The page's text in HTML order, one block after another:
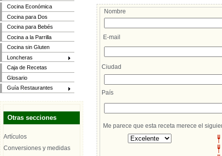
Cocina Económica
Cocina para Dos
Cocina para Bebés
Cocina a la Parrilla
Cocina sin Gluten
Loncheras
Caja de Recetas
Glosario
Guía Restaurantes
Otras secciones
Artículos
Conversiones y medidas
Nombre
E-mail
Ciudad
País
Me parece que esta receta merece el